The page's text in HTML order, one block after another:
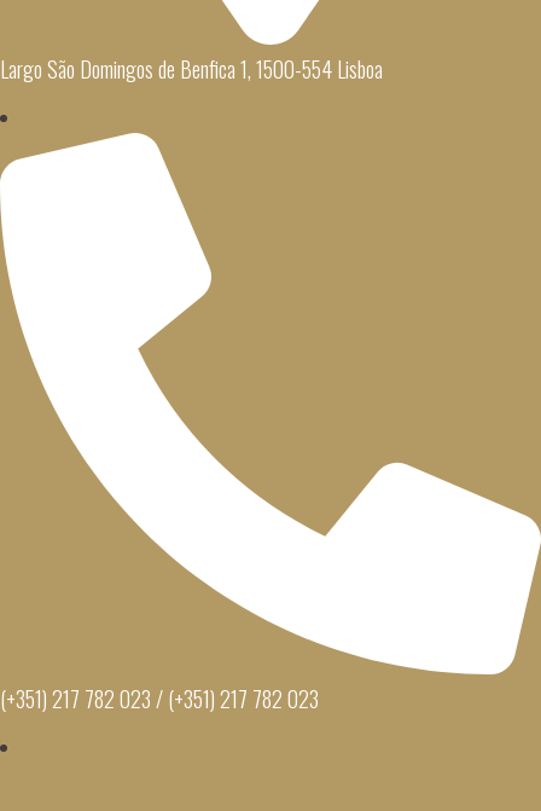
Largo São Domingos de Benfica 1, 1500-554 Lisboa
(+351) 217 782 023 / (+351) 217 782 023